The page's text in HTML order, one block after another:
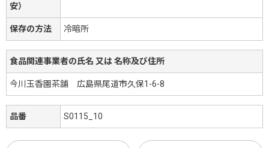
安）
保存の方法 冷暗所
食品関連事業者の氏名 又は 名称及び住所
今川玉香園茶舗 広島県尾道市久保1-6-8
品番 S0115_10